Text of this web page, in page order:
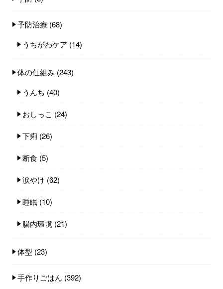
予防治療 (68)
うちがわケア (14)
体の仕組み (243)
うんち (40)
おしっこ (24)
下痢 (26)
断食 (5)
涙やけ (62)
睡眠 (10)
腸内環境 (21)
体型 (23)
手作りごはん (392)